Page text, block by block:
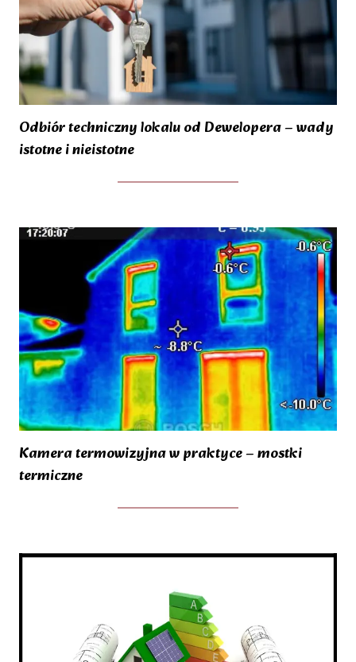
Odbiór techniczny lokalu od Dewelopera – wady
istotne i nieistotne
Kamera termowizyjna w praktyce – mostki
termiczne